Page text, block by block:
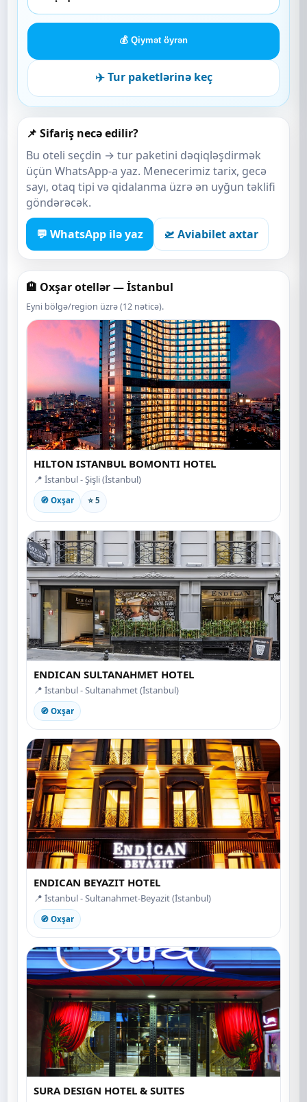
💰 Qiymət öyrən
✈️ Tur paketlərinə keç
📌 Sifariş necə edilir?
Bu oteli seçdin → tur paketini dəqiqləşdirmək
üçün WhatsApp-a yaz. Menecerimiz tarix, gecə
sayı, otaq tipi və qidalanma üzrə ən uyğun təklifi
göndərəcək.
💬 WhatsApp ilə yaz 🛫 Aviabilet axtar
🏨 Oxşar otellər — İstanbul
Eyni bölgə/region üzrə (12 nəticə).
HILTON ISTANBUL BOMONTI HOTEL
📍 İstanbul - Şişli (İstanbul)
🧭 Oxşar ⭐ 5
ENDICAN SULTANAHMET HOTEL
📍 İstanbul - Sultanahmet (İstanbul)
🧭 Oxşar
ENDICAN BEYAZIT HOTEL
📍 İstanbul - Sultanahmet-Beyazit (İstanbul)
🧭 Oxşar
SURA DESIGN HOTEL & SUITES